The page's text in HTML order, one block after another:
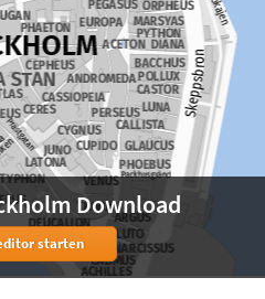
Download
starten